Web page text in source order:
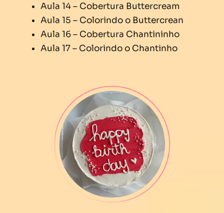
Aula 14 – Cobertura Buttercream
Aula 15 – Colorindo o Buttercrean
Aula 16 – Cobertura Chantininho
Aula 17 – Colorindo o Chantinho